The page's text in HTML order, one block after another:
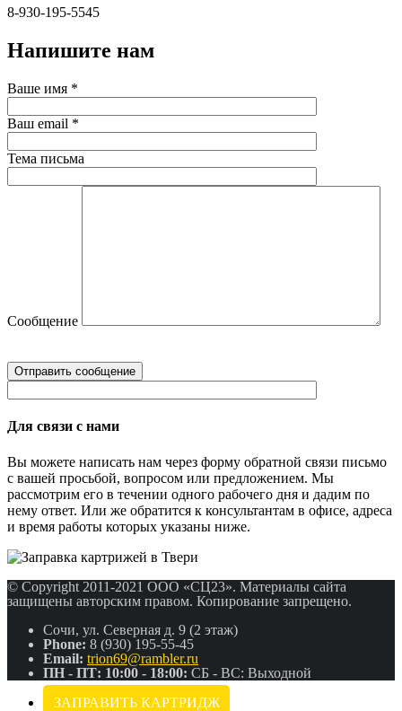
8-930-195-5545
Напишите нам
Ваше имя *
Ваш email *
Тема письма
Сообщение
Для связи с нами
Вы можете написать нам через форму обратной связи письмо
с вашей просьбой, вопросом или предложением. Мы
рассмотрим его в течении одного рабочего дня и дадим по
нему ответ. Или же обратится к консультантам в офисе, адреса
и время работы которых указаны ниже.
© Copyright 2011-2021 ООО «СЦ23». Материалы сайта
защищены авторским правом. Копирование запрещено.
Сочи, ул. Северная д. 9 (2 этаж)
Phone: 8 (930) 195-55-45
Email: trion69@rambler.ru
ПН - ПТ: 10:00 - 18:00: СБ - ВС: Выходной
ЗАПРАВИТЬ КАРТРИДЖ